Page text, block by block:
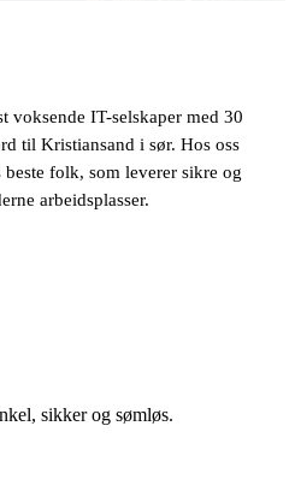
voksende IT-selskaper med 30
til Kristiansand i sør. Hos oss
folk, som leverer sikre og
arbeidsplasser.
sikker og sømløs.